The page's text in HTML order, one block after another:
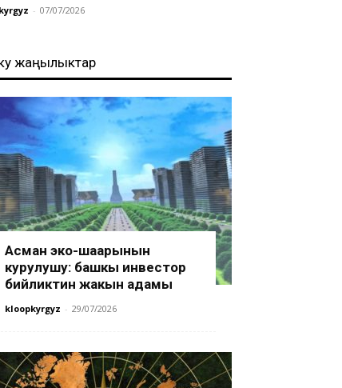
- 07/07/2026
жаңылыктар
Асман эко-шаарынын
курулушу: башкы инвестор
бийликтин жакын адамы
kloopkyrgyz - 29/07/2026